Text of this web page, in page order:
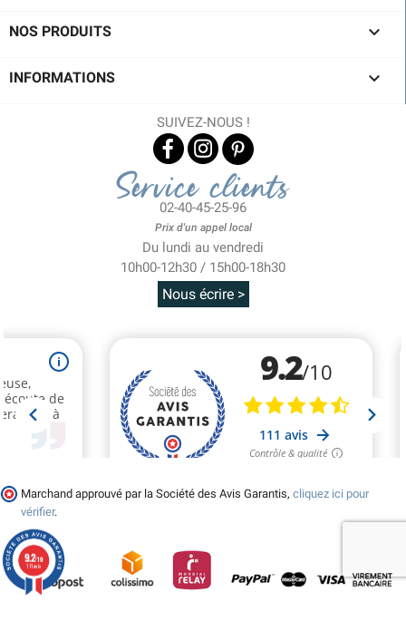
NOS PRODUITS 
INFORMATIONS 
SUIVEZ-NOUS !
Service clients
02-40-45-25-96
Prix d'un appel local
Du lundi au vendredi
10h00-12h30 / 15h00-18h30
Nous écrire >
Marchand approuvé par la Société des Avis Garantis, cliquez ici pour
vérifier.
9.2/10
111 avis